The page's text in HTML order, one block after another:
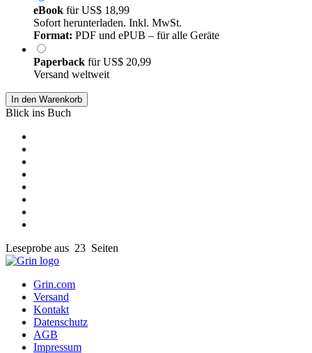
eBook fürUS$ 18,99
Sofort herunterladen. Inkl. MwSt.
Format: PDF und ePUB – für alle Geräte
Paperback fürUS$ 20,99
Versand weltweit
In den Warenkorb
Blick ins Buch
Leseprobe aus 23 Seiten
Grin.com
Versand
Kontakt
Datenschutz
AGB
Impressum